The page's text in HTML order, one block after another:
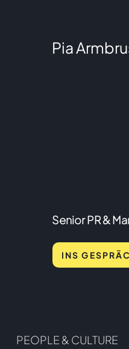
Pia
Senior PR &
INS
PEOPLE & CULTURE